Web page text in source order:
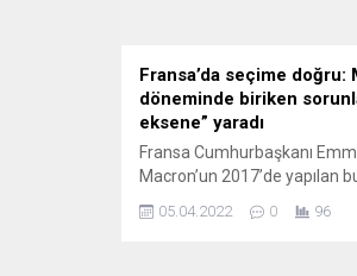
Fransa’da seçime doğru:
döneminde biriken
eksene” yaradı
Fransa Cumhurbaşkanı
Macron’un 2017’de yapılan
siyasette geleneksel sağ-sol
05.04.2022 0 96